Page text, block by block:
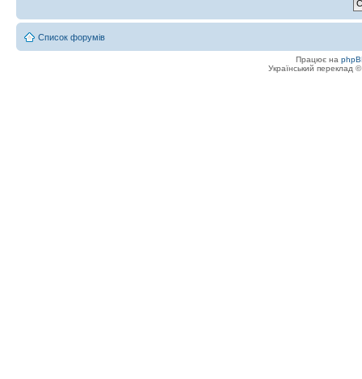
Список форумів
Працює на
Український переклад